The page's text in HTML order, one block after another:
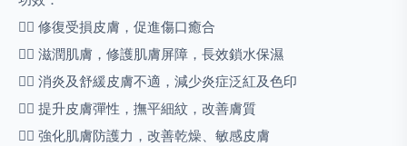
👍🏻 修復受損皮膚，促進傷口癒合
👍🏻 滋潤肌膚，修護肌膚屏障，長效鎖水保濕
👍🏻 消炎及舒緩皮膚不適，減少炎症泛紅及色印
👍🏻 提升皮膚彈性，撫平細紋，改善膚質
👍🏻 強化肌膚防護力，改善乾燥、敏感皮膚